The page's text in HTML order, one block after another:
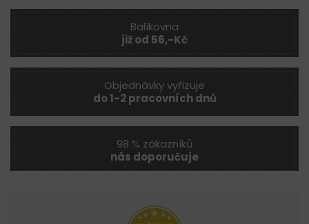
Balíkovna
již od 56,-Kč
Objednávky vyřizuje
do 1-2 pracovních dnů
98 % zákazníků
nás doporučuje